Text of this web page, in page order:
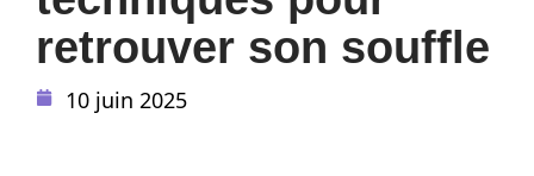
retrouver son souffle
10 juin 2025